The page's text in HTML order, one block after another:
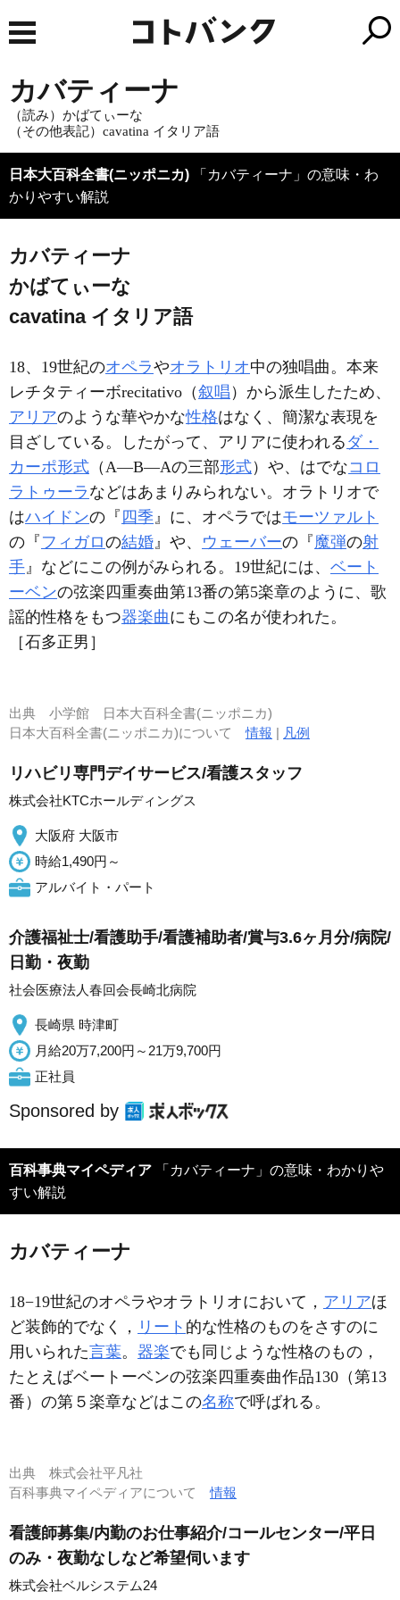
カバティーナ
（読み）かばてぃーな
（その他表記）cavatina イタリア語
日本大百科全書(ニッポニカ) 「カバティーナ」の意味・わ
かりやすい解説
カバティーナ
かばてぃーな
cavatina イタリア語
18、19世紀のオペラやオラトリオ中の独唱曲。本来
レチタティーボrecitativo（叙唱 ）から派生したため、
アリアのような華やかな性格はなく、簡潔な表現を
目ざしている。したがって、アリアに使われる ダ・
カーポ形式 （A―B―Aの三部形式）や、はでなコロ
ラトゥーラ などはあまりみられない。オラトリオで
はハイドンの『 四季』に、オペラではモーツァルト
の『 フィガロの結婚』や、 ウェーバーの『魔弾の射
手』などにこの例がみられる。19世紀には、 ベート
ーベンの弦楽四重奏曲第13番の第5楽章のように、歌
謡的性格をもつ器楽曲にもこの名が使われた。
［石多正男］
出典 小学館 日本大百科全書(ニッポニカ)
日本大百科全書(ニッポニカ)について情報 | 凡例
リハビリ専門デイサービス/看護スタッフ
株式会社KTCホールディングス
大阪府 大阪市
時給1,490円～
アルバイト・パート
介護福祉士/看護助手/看護補助者/賞与3.6ヶ月分/病院/
日勤・夜勤
社会医療法人春回会長崎北病院
長崎県 時津町
月給20万7,200円～21万9,700円
正社員
Sponsored by
百科事典マイペディア 「カバティーナ」の意味・わかりや
すい解説
カバティーナ
18−19世紀のオペラやオラトリオにおいて， アリアほ
ど装飾的でなく， リート 的な性格のものをさすのに
用いられた言葉。 器楽でも同じような性格のもの，
たとえばベートーベンの弦楽四重奏曲作品130（第13
番）の第５楽章などはこの名称で呼ばれる。
出典 株式会社平凡社
百科事典マイペディアについて情報
看護師募集/内勤のお仕事紹介/コールセンター/平日
のみ・夜勤なしなど希望伺います
株式会社ベルシステム24